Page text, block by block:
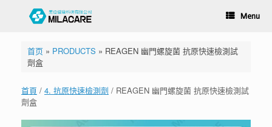
Menu
首页» PRODUCTS » REAGEN 幽門螺旋菌 抗原快速檢測試
劑盒
首頁 / 4. 抗原快速檢測劑 / REAGEN 幽門螺旋菌 抗原快速檢測試
劑盒